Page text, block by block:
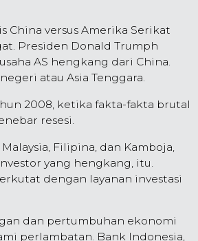
China versus Amerika Serikat
Presiden Donald Trumph
AS hengkang dari China.
atau Asia Tenggara.
2008, ketika fakta-fakta brutal
resesi.
Filipina, dan Kamboja,
yang hengkang, itu.
dengan layanan investasi
dan pertumbuhan ekonomi
perlambatan. Bank Indonesia,